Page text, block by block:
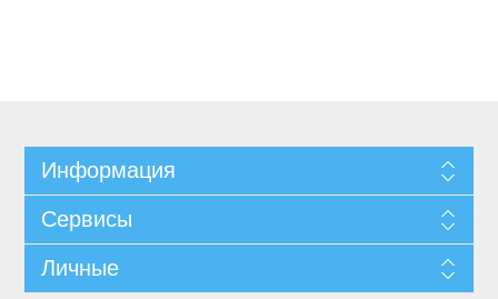
Информация
Сервисы
Личные